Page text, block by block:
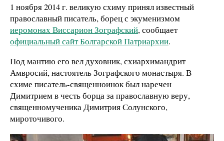
1 ноября 2014 г. великую схиму принял известный
православный писатель, борец с экуменизмом
иеромонах Виссарион Зографский, сообщает
официальный сайт Болгарской Патриархии.
Под мантию его вел духовник, схиархимандрит
Амвросий, настоятель Зографского монастыря. В
схиме писатель-священноинок был наречен
Димитрием в честь борца за православную веру,
священномученика Димитрия Солунского,
мироточивого.